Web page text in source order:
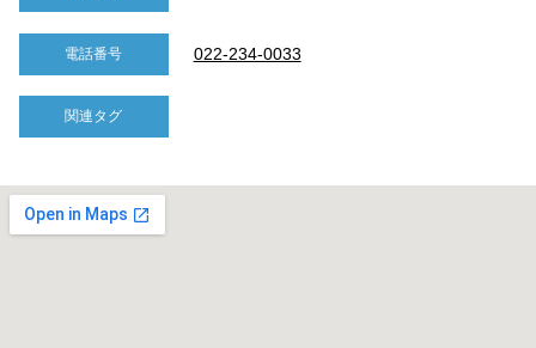
電話番号 022-234-0033
関連タグ